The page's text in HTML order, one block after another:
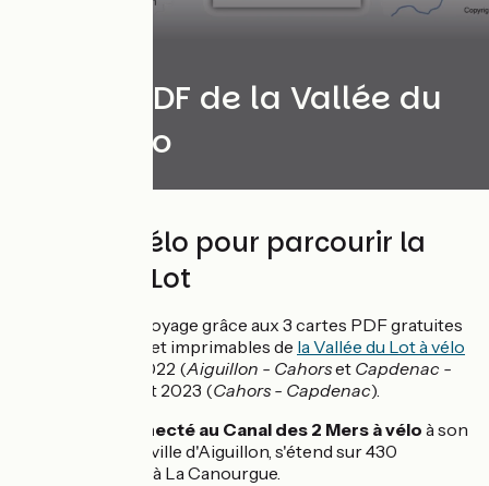
Cartes PDF de la Vallée du
Lot à vélo
3 cartes vélo pour parcourir la
Vallée du Lot
Préparez votre voyage grâce aux 3 cartes PDF gratuites
téléchargeables et imprimables de la Vallée du Lot à vélo
actualisées en 2022 (Aiguillon - Cahorset Capdenac -
) et 2023 (Cahors - Capdenac).
connecté au Canal des 2 Mers à vélo à son
départ, depuis la ville d'Aiguillon, s'étend sur 430
kilomètres jusqu'à La Canourgue.